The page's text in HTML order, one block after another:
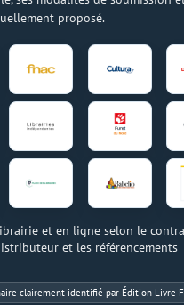
proposé.
et en ligne selon le
et les référencements
clairement identifié par Édition Livre